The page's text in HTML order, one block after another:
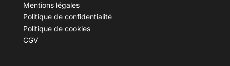
Mentions légales
Politique de confidentialité
Politique de cookies
CGV